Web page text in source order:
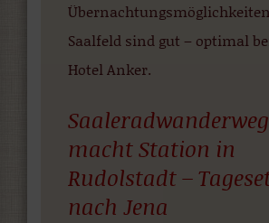
Saalfeld sind gut – optimal
Hotel Anker.
Saaleradwanderweg
macht Station in
Rudolstadt –
nach Jena